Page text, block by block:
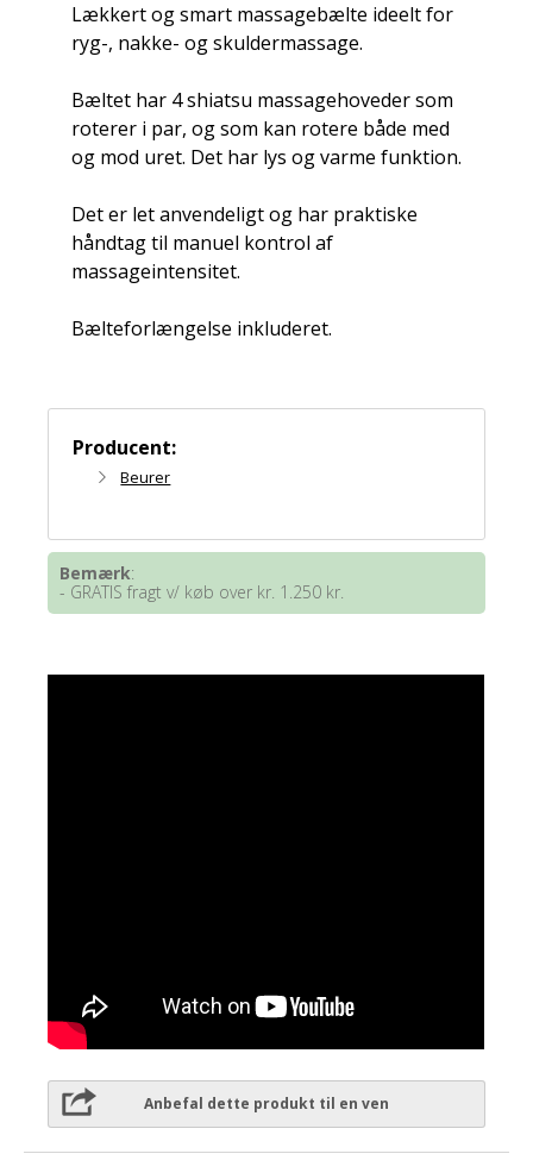
Lækkert og smart massagebælte ideelt for
ryg-, nakke- og skuldermassage.
Bæltet har 4 shiatsu massagehoveder som
roterer i par, og som kan rotere både med
og mod uret. Det har lys og varme funktion.
Det er let anvendeligt og har praktiske
håndtag til manuel kontrol af
massageintensitet.
Bælteforlængelse inkluderet.
Producent:
Beurer
Bemærk:
- GRATIS fragt v/ køb over kr. 1.250 kr.
Anbefal dette produkt til en ven